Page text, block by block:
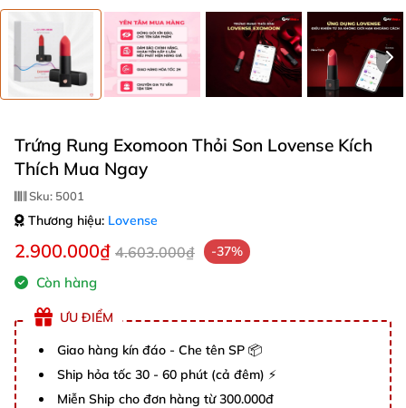
Trứng Rung Exomoon Thỏi Son Lovense Kích
Thích Mua Ngay
Sku: 5001
Thương hiệu: Lovense
2.900.000₫ 4.603.000₫ -37%
Còn hàng
ƯU ĐIỂM
Giao hàng kín đáo - Che tên SP 📦
Ship hỏa tốc 30 - 60 phút (cả đêm) ⚡
Miễn Ship cho đơn hàng từ 300.000đ